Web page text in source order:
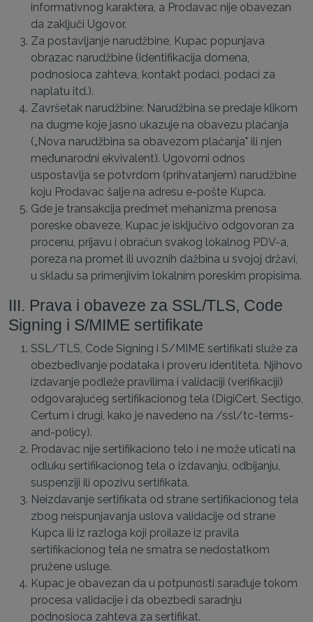
informativnog karaktera, a Prodavac nije obavezan
da zaključi Ugovor.
Za postavljanje narudžbine, Kupac popunjava
obrazac narudžbine (identifikacija domena,
podnosioca zahteva, kontakt podaci, podaci za
naplatu itd.).
Završetak narudžbine: Narudžbina se predaje klikom
na dugme koje jasno ukazuje na obavezu plaćanja
(„Nova narudžbina sa obavezom plaćanja" ili njen
međunarodni ekvivalent). Ugovorni odnos
uspostavlja se potvrdom (prihvatanjem) narudžbine
koju Prodavac šalje na adresu e-pošte Kupca.
Gde je transakcija predmet mehanizma prenosa
poreske obaveze, Kupac je isključivo odgovoran za
procenu, prijavu i obračun svakog lokalnog PDV-a,
poreza na promet ili uvoznih dažbina u svojoj državi,
u skladu sa primenjivim lokalnim poreskim propisima.
III. Prava i obaveze za SSL/TLS, Code
Signing i S/MIME sertifikate
SSL/TLS, Code Signing i S/MIME sertifikati služe za
obezbeđivanje podataka i proveru identiteta. Njihovo
izdavanje podleže pravilima i validaciji (verifikaciji)
odgovarajućeg sertifikacionog tela (DigiCert, Sectigo,
Certum i drugi, kako je navedeno na /ssl/tc-terms-
and-policy).
Prodavac nije sertifikaciono telo i ne može uticati na
odluku sertifikacionog tela o izdavanju, odbijanju,
suspenziji ili opozivu sertifikata.
Neizdavanje sertifikata od strane sertifikacionog tela
zbog neispunjavanja uslova validacije od strane
Kupca ili iz razloga koji proilaze iz pravila
sertifikacionog tela ne smatra se nedostatkom
pružene usluge.
Kupac je obavezan da u potpunosti sarađuje tokom
procesa validacije i da obezbedi saradnju
podnosioca zahteva za sertifikat.